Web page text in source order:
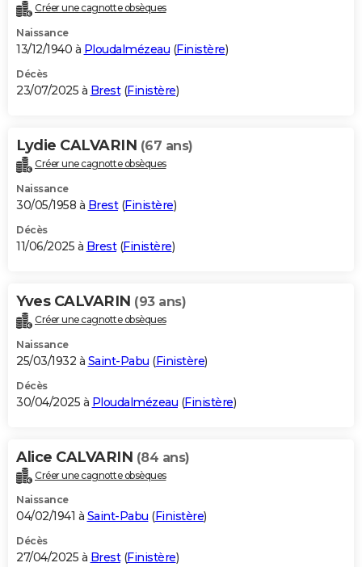
Créer une cagnotte obsèques
Naissance
13/12/1940 à Ploudalmézeau (Finistère)
Décès
23/07/2025 à Brest(Finistère)
Lydie CALVARIN (67 ans)
Créer une cagnotte obsèques
Naissance
30/05/1958 à Brest(Finistère)
Décès
11/06/2025 à Brest(Finistère)
Yves CALVARIN (93 ans)
Créer une cagnotte obsèques
Naissance
25/03/1932 à Saint-Pabu (Finistère)
Décès
30/04/2025 à Ploudalmézeau (Finistère)
Alice CALVARIN (84 ans)
Créer une cagnotte obsèques
Naissance
04/02/1941 à Saint-Pabu (Finistère)
Décès
27/04/2025 à Brest(Finistère)